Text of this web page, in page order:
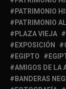
PATRIMONIO
PATRIMONIO
PLAZA VIEJA
EXPOSICIÓN
EGIPTO
AMIGOS DE LA
BANDERAS